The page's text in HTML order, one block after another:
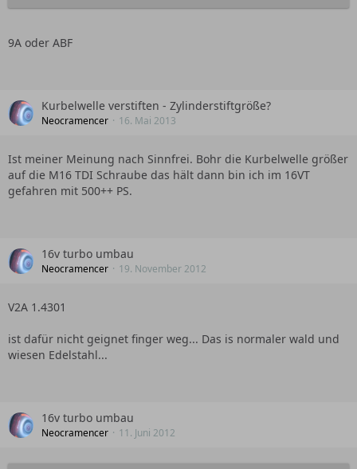
9A oder ABF
Kurbelwelle verstiften - Zylinderstiftgröße?
Neocramencer 16. Mai 2013
Ist meiner Meinung nach Sinnfrei. Bohr die Kurbelwelle größer
auf die M16 TDI Schraube das hält dann bin ich im 16VT
gefahren mit 500++ PS.
16v turbo umbau
Neocramencer 19. November 2012
V2A 1.4301
ist dafür nicht geignet finger weg... Das is normaler wald und
wiesen Edelstahl...
16v turbo umbau
Neocramencer 11. Juni 2012